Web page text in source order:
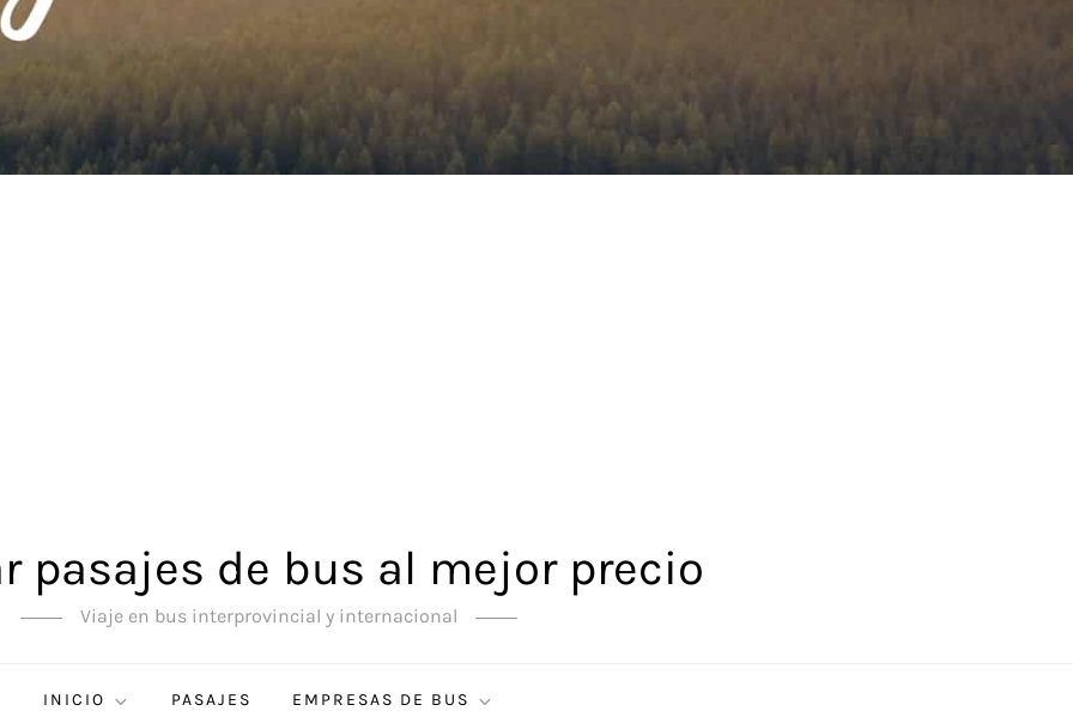
pasajes de bus al mejor precio
Viaje en bus interprovincial y internacional
INICIO PASAJES EMPRESAS DE BUS